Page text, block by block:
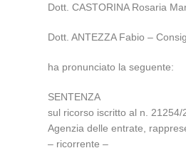
Dott. CASTORINA Rosaria
Dott. ANTEZZA Fabio –
ha pronunciato la seguente:
SENTENZA
sul ricorso iscritto al n.
Agenzia delle entrate,
– ricorrente –